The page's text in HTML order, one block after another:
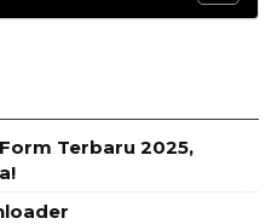
Terbaru 2025,